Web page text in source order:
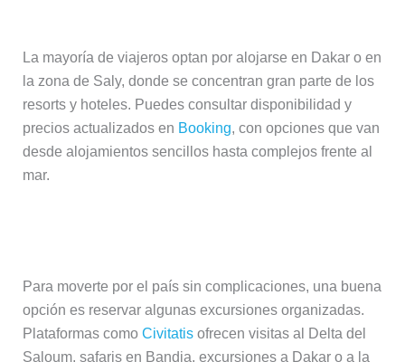
La mayoría de viajeros optan por alojarse en Dakar o en
la zona de Saly, donde se concentran gran parte de los
resorts y hoteles. Puedes consultar disponibilidad y
precios actualizados en Booking, con opciones que van
desde alojamientos sencillos hasta complejos frente al
mar.
Para moverte por el país sin complicaciones, una buena
opción es reservar algunas excursiones organizadas.
Plataformas como Civitatisofrecen visitas al Delta del
Saloum, safaris en Bandia, excursiones a Dakar o a la